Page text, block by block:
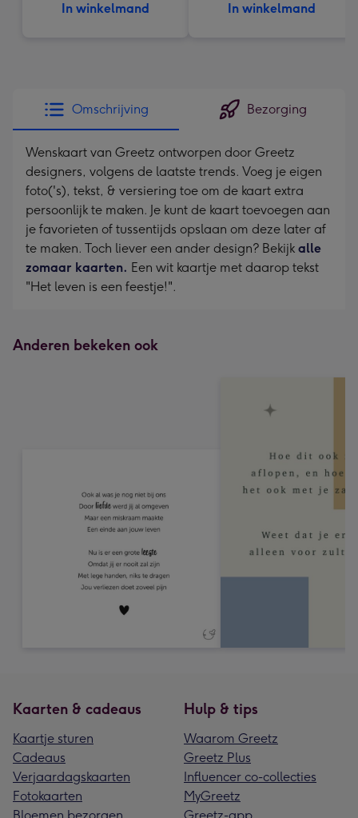
In winkelmand In winkelmand
Omschrijving Bezorging
Wenskaart van Greetz ontworpen door Greetz
designers, volgens de laatste trends. Voeg je eigen
foto('s), tekst, & versiering toe om de kaart extra
persoonlijk te maken. Je kunt de kaart toevoegen aan
je favorieten of tussentijds opslaan om deze later af
te maken. Toch liever een ander design? Bekijk alle
zomaar kaarten. Een wit kaartje met daarop tekst
"Het leven is een feestje!".
Anderen bekeken ook
Kaarten & cadeaus
Kaartje sturen
Cadeaus
Verjaardagskaarten
Fotokaarten
Bloemen bezorgen
Hulp & tips
Waarom Greetz
Greetz Plus
Influencer co-collecties
MyGreetz
Greetz-app